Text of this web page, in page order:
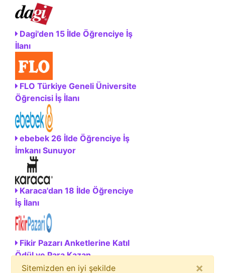
Dagi'den 15 İlde Öğrenciye İş
İlanı
FLO Türkiye Geneli Üniversite
Öğrencisi İş İlanı
ebebek 26 İlde Öğrenciye İş
İmkanı Sunuyor
Karaca'dan 18 İlde Öğrenciye
İş İlanı
Fikir Pazarı Anketlerine Katıl
Ödül ve Para Kazan
Sitemizden en iyi şekilde
×